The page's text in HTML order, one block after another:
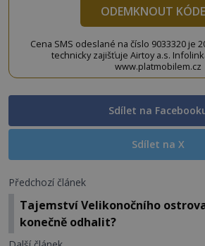
ODEMKNOUT
Cena SMS odeslané na číslo 9033320 je
technicky zajišťuje Airtoy a.s.
www.platmobilem.cz
Sdílet na
Sdílet na X
Předchozí článek
Tajemství Velikonočního
konečně odhalit?